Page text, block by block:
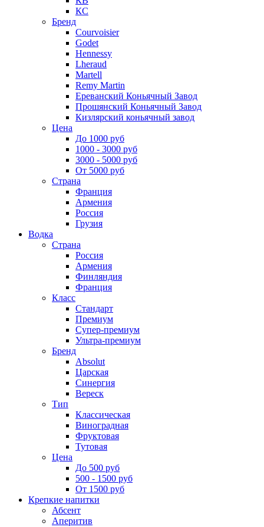
КС
Бренд
Courvoisier
Godet
Hennessy
Lheraud
Martell
Remy Martin
Ереванский Коньячный Завод
Прошянский Коньячный Завод
Кизлярский коньячный завод
Цена
До 1000 руб
1000 - 3000 руб
3000 - 5000 руб
От 5000 руб
Страна
Франция
Армения
Россия
Грузия
Водка
Страна
Россия
Армения
Финляндия
Франция
Класс
Стандарт
Премиум
Супер-премиум
Ультра-премиум
Бренд
Absolut
Царская
Синергия
Вереск
Тип
Классическая
Виноградная
Фруктовая
Тутовая
Цена
До 500 руб
500 - 1500 руб
От 1500 руб
Крепкие напитки
Абсент
Аперитив